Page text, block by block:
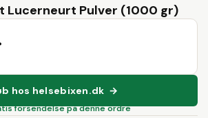
Lucerneurt Pulver (1000 gr)
hos helsebixen.dk →
forsendelse på denne ordre